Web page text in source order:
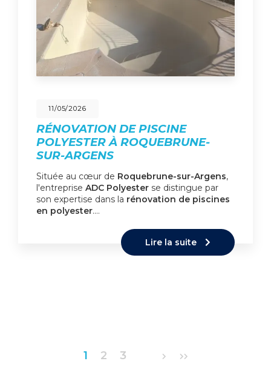
11/05/2026
RÉNOVATION DE PISCINE
POLYESTER À ROQUEBRUNE-
SUR-ARGENS
Située au cœur de Roquebrune-sur-Argens,
l'entreprise ADC Polyester se distingue par
son expertise dans la rénovation de piscines
en polyester.…
Lire la suite
1 2 3